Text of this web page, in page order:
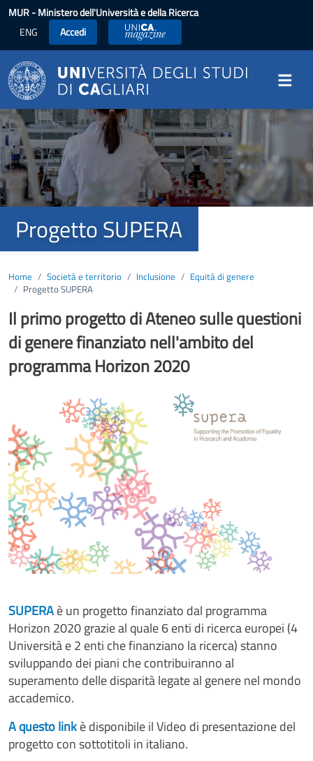
Salta al contenuto principale
MUR- Ministero dell'Università e della Ricerca
ENG
Accedi UniCA News
Image
Progetto SUPERA
Home Società e territorio Inclusione
Equità di genere
Progetto SUPERA
Il primo progetto di Ateneo sulle questioni
di genere finanziato nell'ambito del
programma Horizon 2020
SUPERAè un progetto finanziato dal programma
Horizon 2020 grazie al quale 6 enti di ricerca europei (4
Università e 2 enti che finanziano la ricerca) stanno
sviluppando dei piani che contribuiranno al
superamento delle disparità legate al genere nel mondo
accademico.
A questo linkè disponibile il Video di presentazione del
progetto con sottotitoli in italiano.